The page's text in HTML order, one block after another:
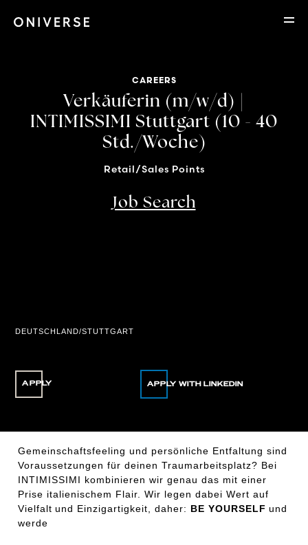
CAREERS
Verkäuferin (m/w/d) |
INTIMISSIMI Stuttgart (10 - 40
Std./Woche)
Retail/Sales Points
Job Search
DEUTSCHLAND/STUTTGART
APPLY
Gemeinschaftsfeeling und persönliche Entfaltung sind
Voraussetzungen für deinen Traumarbeitsplatz? Bei
INTIMISSIMI kombinieren wir genau das mit einer
Prise italienischem Flair. Wir legen dabei Wert auf
Vielfalt und Einzigartigkeit, daher: BE YOURSELF und
werde